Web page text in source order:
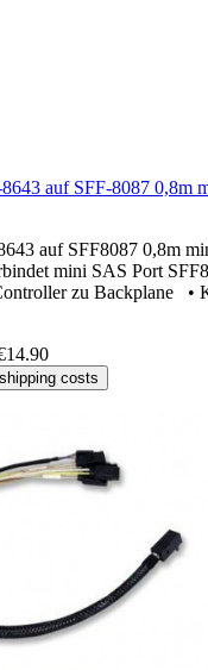
auf SFF-8087 0,8m
auf SFF8087 0,8m
mini SAS Port
zu Backplane •
costs